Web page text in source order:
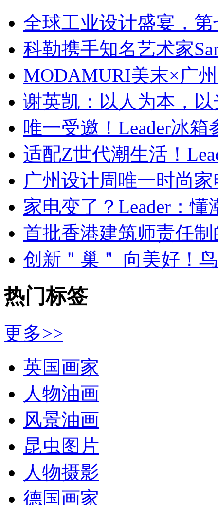
全球工业设计盛宴，第
科勒携手知名艺术家
MODAMURI美末×广
谢英凯：以人为本，以
唯一受邀！Leader冰箱
适配Z世代潮生活！
广州设计周唯一时尚家
家电变了？Leader：懂
首批香港建筑师责任制
创新＂巢＂ 向美好！
热门标签
更多>>
英国画家
人物油画
风景油画
昆虫图片
人物摄影
德国画家